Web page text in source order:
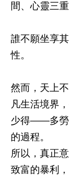
間、心靈三
誰不願坐享
性。
然而，天上
凡生活境界
少得——多
的過程。
所以，真正
致富的暴利